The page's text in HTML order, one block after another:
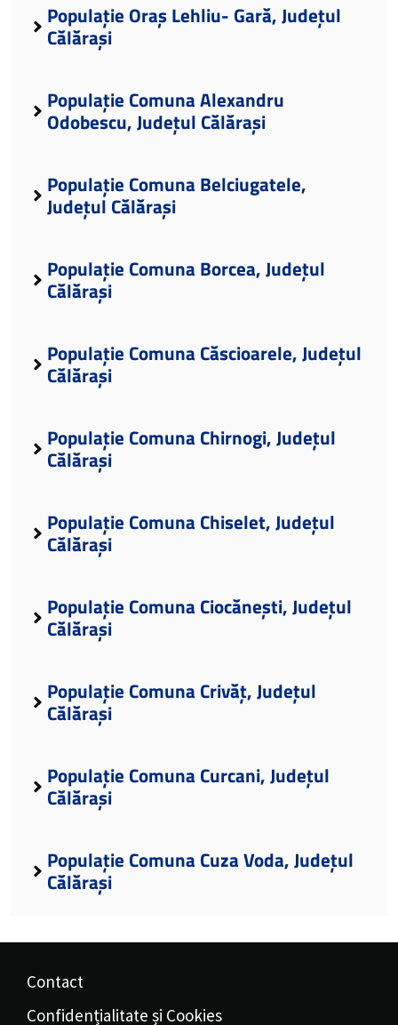
Populație Oraș Lehliu- Gară, Județul
Călărași
Populație Comuna Alexandru
Odobescu, Județul Călărași
Populație Comuna Belciugatele,
Județul Călărași
Populație Comuna Borcea, Județul
Călărași
Populație Comuna Căscioarele, Județul
Călărași
Populație Comuna Chirnogi, Județul
Călărași
Populație Comuna Chiselet, Județul
Călărași
Populație Comuna Ciocănești, Județul
Călărași
Populație Comuna Crivăț, Județul
Călărași
Populație Comuna Curcani, Județul
Călărași
Populație Comuna Cuza Voda, Județul
Călărași
Contact
Confidențialitate și Cookies